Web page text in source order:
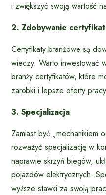
i zwiększyć swoją wartość
2. Zdobywanie
Certyfikaty branżowe są
wiedzy. Warto inwestować
branży certyfikatów, które
zarobki i lepsze oferty
3. Specjalizacja
Zamiast być „mechanikiem
rozważyć specjalizację w
naprawie skrzyń biegów,
pojazdów elektrycznych.
wyższe stawki za swoją